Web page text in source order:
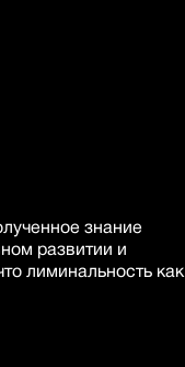
знание
развитии и
лиминальность как